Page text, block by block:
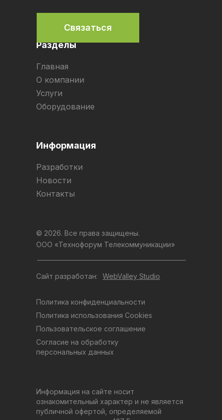
Разделы
Информация
Главная
О компании
Услуги
Оборудование
Разработки
Новости
Контакты
Информация на сайте носит
ознакомительный характер и не является
публичной офертой, определяемой
Политика использования Cookies
Согласие на обработку
персональных данных
Пользовательское соглашение
Политика конфиденциальности
© 2026. Все права защищены.
ООО «Технофорум Телекоммуникации»
Сайт разработан:
Связаться
WebValley Studio